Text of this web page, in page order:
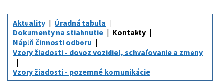
Aktuality
Úradná tabuľa
Dokumenty na stiahnutie
Kontakty
Náplň činnosti odboru
Vzory žiadosti - dovoz vozidiel, schvaľovanie a zmeny
Vzory žiadosti - pozemné komunikácie